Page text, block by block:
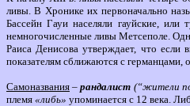
ливы. В Хронике их первоначально
Бассейн Гауи населяли гауйские,
немногочисленные ливы Метсеполе.
Раиса Денисова утверждает, что если
показателям сближаются с германцами,
Самоназвания –рандалист (“жители
племя «либь» упоминается с 12 века.